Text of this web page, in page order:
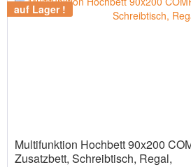
auf Lager !
Multifunktion Hochbett 90x200
Zusatzbett, Schreibtisch, Regal,